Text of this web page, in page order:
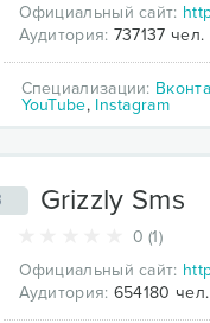
Официальный сайт:
Аудитория: 737137 чел.
Специализации:
YouTube, Instagram
Grizzly Sms
0 (1)
Официальный сайт:
Аудитория: 654180 чел.